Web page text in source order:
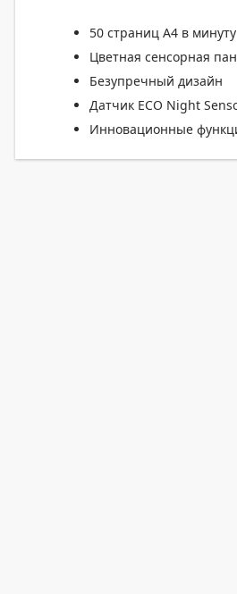
50 страниц A4 в минуту
Цветная сенсорная
Безупречный дизайн
Датчик ECO Night
Инновационные